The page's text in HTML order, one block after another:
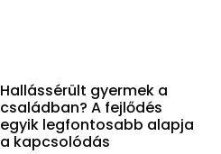
Hallássérült gyermek a
családban? A fejlődés
egyik legfontosabb alapja
a kapcsolódás